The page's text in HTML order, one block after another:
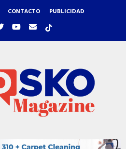
CONTACTO PUBLICIDAD